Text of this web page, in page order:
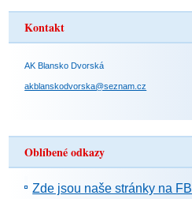
Kontakt
AK Blansko Dvorská
akblanskodvorska@seznam.cz
Oblíbené odkazy
Zde jsou naše stránky na FB